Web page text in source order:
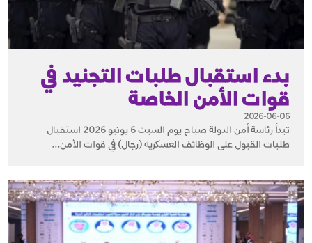
بدء استقبال طلبات التجنيد في
قوات الأمن الخاصة
2026-06-06
تبدأ رئاسة أمن الدولة صباح يوم السبت 6 يونيو 2026 استقبال
طلبات القبول على الوظائف العسكرية (رجال) في قوات الأمن...